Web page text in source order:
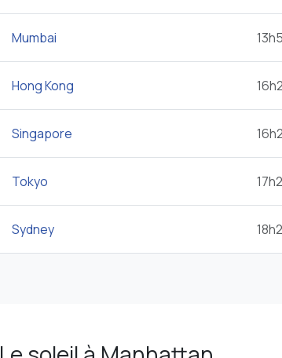
Mumbai
Hong Kong
Singapore
Tokyo
Sydney